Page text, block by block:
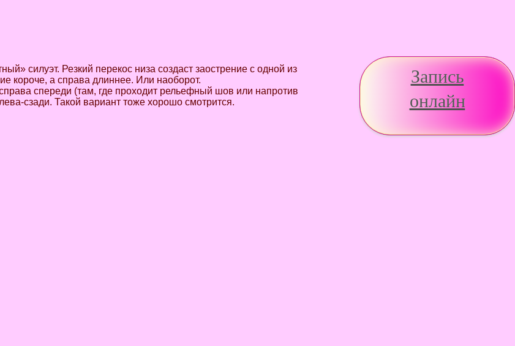
Запись
онлайн
силуэт. Резкий перекос низа создаст заострение с одной из
короче, а справа длиннее. Или наоборот.
спереди (там, где проходит рельефный шов или напротив
сзади. Такой вариант тоже хорошо смотрится.